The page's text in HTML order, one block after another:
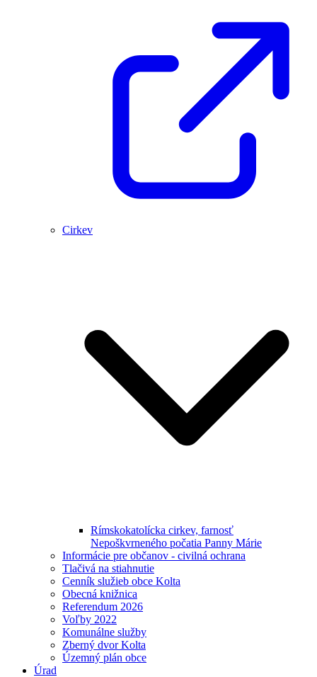
Cirkev
Rímskokatolícka cirkev, farnosť
Nepoškvrneného počatia Panny Márie
Informácie pre občanov - civilná ochrana
Tlačivá na stiahnutie
Cenník služieb obce Kolta
Obecná knižnica
Referendum 2026
Voľby 2022
Komunálne služby
Zberný dvor Kolta
Územný plán obce
Úrad